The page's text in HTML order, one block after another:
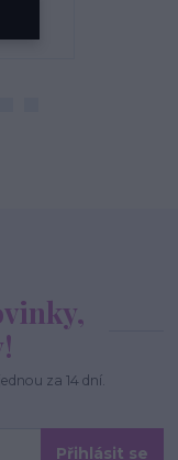
za 14 dní.
Přihlásit se